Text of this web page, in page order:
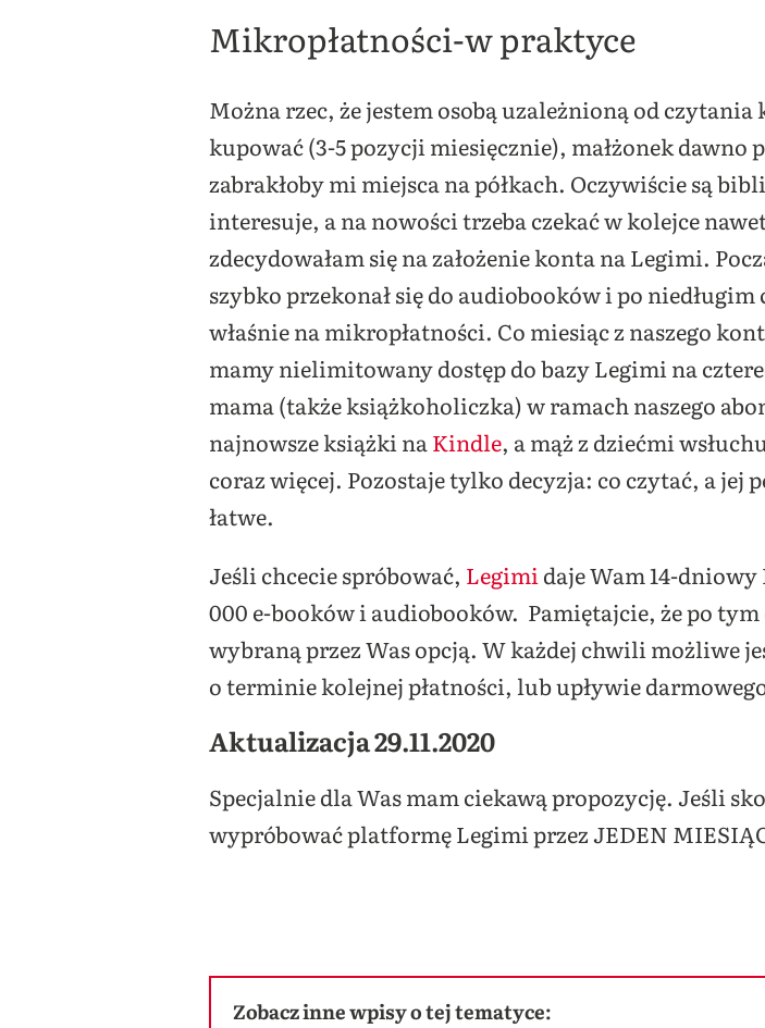
Mikropłatności-w praktyce
Można rzec, że jestem osobą uzależnioną od
kupować (3-5 pozycji miesięcznie), małżonek dawno
zabrakłoby mi miejsca na półkach. Oczywiście są
interesuje, a na nowości trzeba czekać w kolejce
zdecydowałam się na założenie konta na Legimi.
szybko przekonał się do audiobooków i po
właśnie na mikropłatności. Co miesiąc z naszego
mamy nielimitowany dostęp do bazy Legimi na
mama (także książkoholiczka) w ramach naszego
najnowsze książki naKindle, a mąż z dziećmi
coraz więcej. Pozostaje tylko decyzja: co czytać, a
łatwe.
Jeśli chcecie spróbować, Legimidaje Wam 14-
000 e-booków i audiobooków. Pamiętajcie, że po
wybraną przez Was opcją. W każdej chwili możliwe
o terminie kolejnej płatności, lub upływie
Aktualizacja 29.11.2020
Specjalnie dla Was mam ciekawą propozycję. Jeśli
wypróbować platformę Legimi przez JEDEN
Zobacz inne wpisy o tej tematyce: